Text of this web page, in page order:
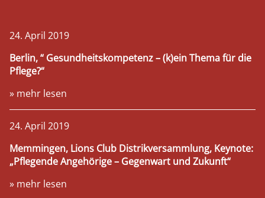
24. April 2019
Berlin, “ Gesundheitskompetenz – (k)ein Thema für die
Pflege?“
» mehr lesen
24. April 2019
Memmingen, Lions Club Distrikversammlung, Keynote:
„Pflegende Angehörige – Gegenwart und Zukunft“
» mehr lesen